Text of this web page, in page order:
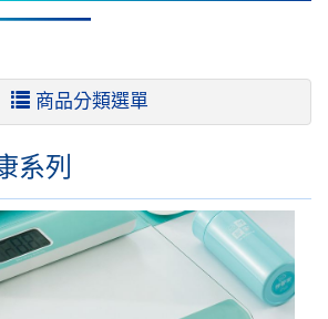
商品分類選單
系列